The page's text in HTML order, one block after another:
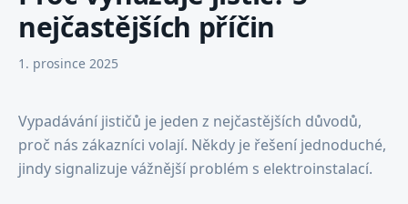
nejčastějších příčin
1. prosince 2025
Vypadávání jističů je jeden z nejčastějších důvodů,
proč nás zákazníci volají. Někdy je řešení jednoduché,
jindy signalizuje vážnější problém s elektroinstalací.